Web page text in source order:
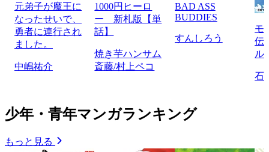
元弟子が魔王に
なったせいで、
勇者に連行され
ました。
中嶋祐介
1000円ヒーロ
ー 新札版【単
話】
焼き芋ハンサム
斎藤/村上ペコ
BAD ASS
BUDDIES
すんしろう
モ
伝
ル
石
少年・青年マンガランキング
もっと見る